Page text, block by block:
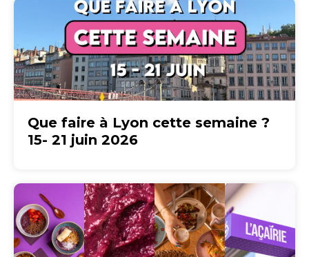
Que faire à Lyon cette semaine ?
15- 21 juin 2026